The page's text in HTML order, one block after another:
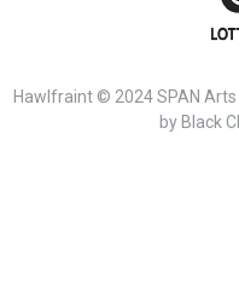
Hawlfraint © 2024 SPAN Arts
by Black